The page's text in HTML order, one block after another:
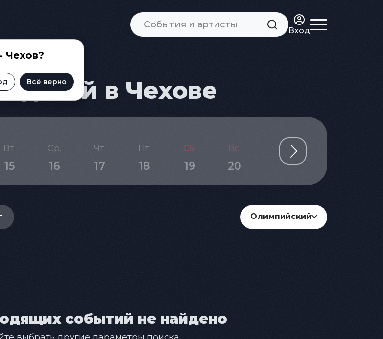
Чехов?
Всё верно
Вход
детей в Чехове
Вт.
15
Ср.
16
Чт.
17
Пт.
18
Сб.
19
Вс.
20
Пн.
21 22
Олимпийский
событий не найдено